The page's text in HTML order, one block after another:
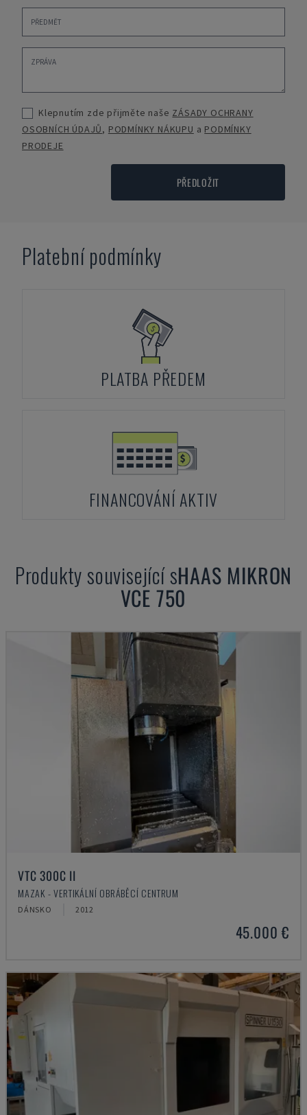
Klepnutím zde přijměte naše ZÁSADY OCHRANY
OSOBNÍCH ÚDAJŮ, PODMÍNKY NÁKUPU a PODMÍNKY
PRODEJE
PŘEDLOŽIT
Platební podmínky
PLATBA PŘEDEM
FINANCOVÁNÍ AKTIV
Produkty související sHAAS MIKRON
VCE 750
VTC 300C II
MAZAK - VERTIKÁLNÍ OBRÁBĚCÍ CENTRUM
DÁNSKO 2012
45.000 €